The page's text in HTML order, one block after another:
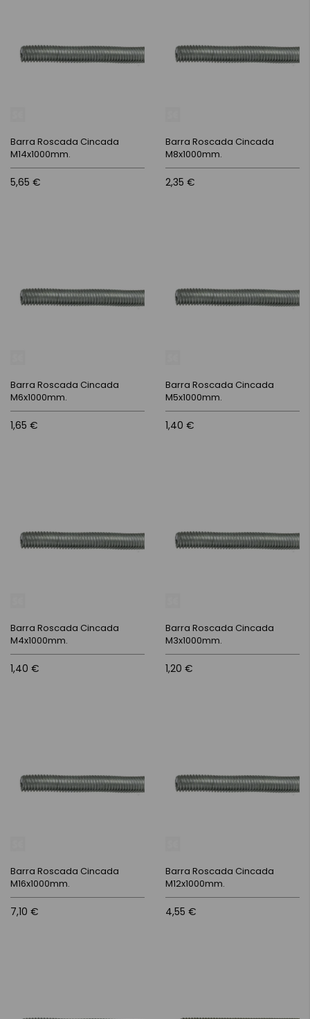
Barra Roscada Cincada
M14x1000mm.
5,65 €
Barra Roscada Cincada
M8x1000mm.
2,35 €
Barra Roscada Cincada
M6x1000mm.
1,65 €
Barra Roscada Cincada
M5x1000mm.
1,40 €
Barra Roscada Cincada
M4x1000mm.
1,40 €
Barra Roscada Cincada
M3x1000mm.
1,20 €
Barra Roscada Cincada
M16x1000mm.
7,10 €
Barra Roscada Cincada
M12x1000mm.
4,55 €